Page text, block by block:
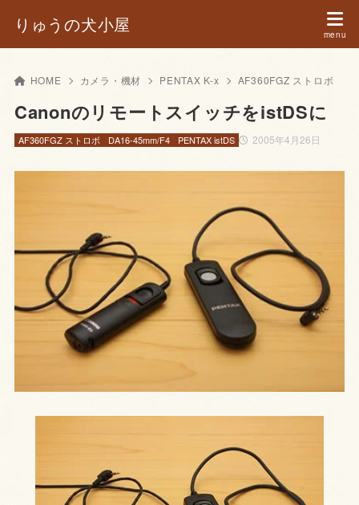
りゅうの犬小屋
HOME カメラ・機材 PENTAX K-x AF360FGZ ストロボ
CanonのリモートスイッチをistDSに
2005年4月26日
AF360FGZ ストロボ DA16-45mm/F4 PENTAX istDS